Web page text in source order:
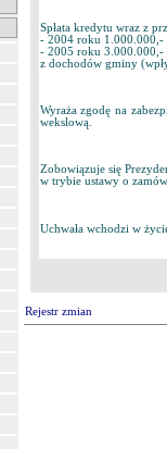
Spłata kredytu wraz z
- 2004 roku 1.000.000,-
- 2005 roku 3.000.000,-
z dochodów gminy
Wyraża zgodę na
wekslową.
Zobowiązuje się
w trybie ustawy o
Uchwała wchodzi w
Rejestr zmian